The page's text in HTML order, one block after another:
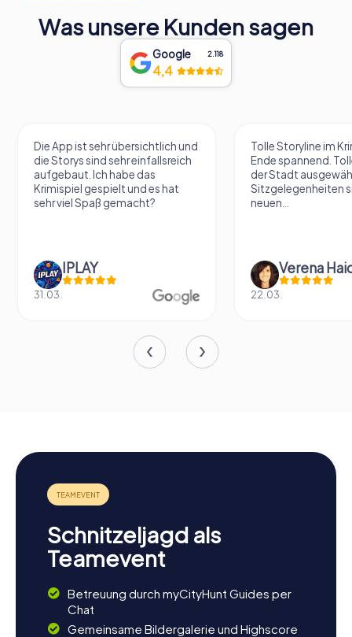
Was unsere Kunden sagen
Google 2.118
4,4
Die App ist sehr übersichtlich und
die Storys sind sehr einfallsreich
aufgebaut. Ich habe das
Krimispiel gespielt und es hat
sehr viel Spaß gemacht?
IPLAY
31.03.
Tolle Storyline im
Ende spannend.
der Stadt
Sitzgelegenheiten
neuen...
22.03.
Schnitzeljagd als
Teamevent
Betreuung durch myCityHunt Guides per
Chat
Gemeinsame Bildergalerie und Highscore